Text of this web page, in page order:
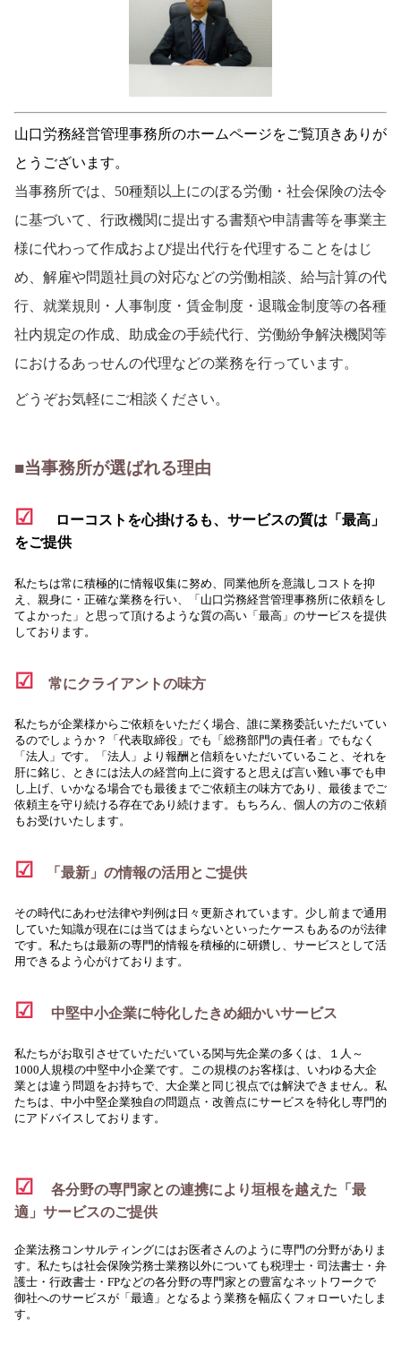
山口労務経営管理事務所のホームページをご覧頂きありが
とうございます。
当事務所では、50種類以上にのぼる労働・社会保険の法令
に基づいて、行政機関に提出する書類や申請書等を事業主
様に代わって作成および提出代行を代理することをはじ
め、解雇や問題社員の対応などの労働相談、給与計算の代
行、就業規則・人事制度・賃金制度・退職金制度等の各種
社内規定の作成、助成金の手続代行、労働紛争解決機関等
におけるあっせんの代理などの業務を行っています。
どうぞお気軽にご相談ください。
■当事務所が選ばれる理由
☑
ローコストを心掛けるも、サービスの質は「最高」
をご提供
私たちは常に積極的に情報収集に努め、同業他所を意識しコストを抑
え、親身に・正確な業務を行い、「山口労務経営管理事務所に依頼をし
てよかった」と思って頂けるような質の高い「最高」のサービスを提供
しております。
☑ 常にクライアントの味方
私たちが企業様からご依頼をいただく場合、誰に業務委託いただいてい
るのでしょうか？「代表取締役」でも「総務部門の責任者」でもなく
「法人」です。「法人」より報酬と信頼をいただいていること、それを
肝に銘じ、ときには法人の経営向上に資すると思えば言い難い事でも申
し上げ、いかなる場合でも最後までご依頼主の味方であり、最後までご
依頼主を守り続ける存在であり続けます。もちろん、個人の方のご依頼
もお受けいたします。
☑ 「最新」の情報の活用とご提供
その時代にあわせ法律や判例は日々更新されています。少し前まで通用
していた知識が現在には当てはまらないといったケースもあるのが法律
です。私たちは最新の専門的情報を積極的に研鑽し、サービスとして活
用できるよう心がけております。
☑ 中堅中小企業に特化したきめ細かいサービス
私たちがお取引させていただいている関与先企業の多くは、１人～
1000人規模の中堅中小企業です。この規模のお客様は、いわゆる大企
業とは違う問題をお持ちで、大企業と同じ視点では解決できません。私
たちは、中小中堅企業独自の問題点・改善点にサービスを特化し専門的
にアドバイスしております。
☑
各分野の専門家との連携により垣根を越えた「最
適」サービスのご提供
企業法務コンサルティングにはお医者さんのように専門の分野がありま
す。私たちは社会保険労務士業務以外についても税理士・司法書士・弁
護士・行政書士・FPなどの各分野の専門家との豊富なネットワークで
御社へのサービスが「最適」となるよう業務を幅広くフォローいたしま
す。